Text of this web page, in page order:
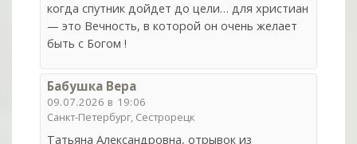
когда спутник дойдет до цели… для христиан
— это Вечность, в которой он очень желает
быть с Богом !
Бабушка Вера
09.07.2026 в 19:06
Санкт-Петербург, Сестрорецк
Татьяна Александровна, отрывок из